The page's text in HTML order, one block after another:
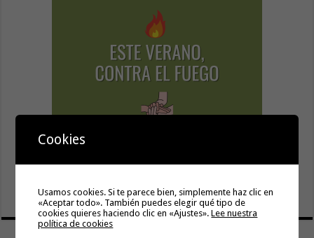
Cookies
Usamos cookies. Si te parece bien, simplemente haz clic en
«Aceptar todo». También puedes elegir qué tipo de
cookies quieres haciendo clic en «Ajustes».Lee nuestra
política de cookies